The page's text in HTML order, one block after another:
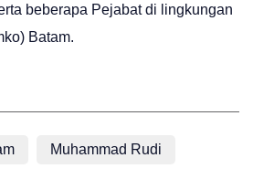
beberapa Pejabat di lingkungan
Batam.
Muhammad Rudi